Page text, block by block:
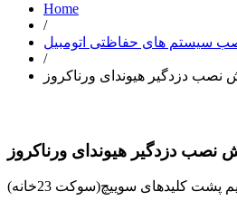
Home
/
سیستم های حفاظتی اتومبیل
/
نصب دزدگیر هیوندای ورناکروز
نصب دزدگیر هیوندای ورناکروز
کلیدهای سوییچ(سوکت 23خانه)